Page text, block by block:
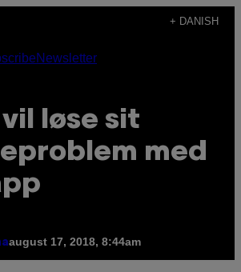
+ DANISH
Newsletter
løse sit
med
august 17, 2018, 8:44am